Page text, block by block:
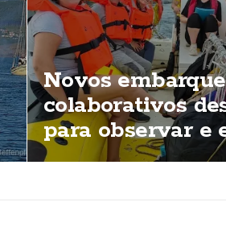
Novos
colaborativos
para observar e
cetáceos